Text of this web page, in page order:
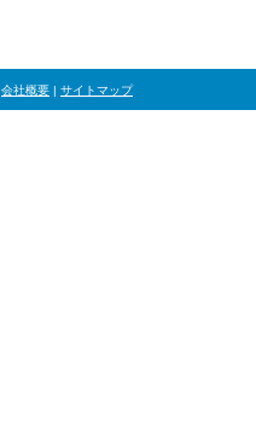
会社概要 | サイトマップ